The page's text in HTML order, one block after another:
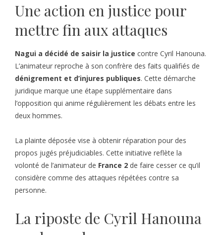
Une action en justice pour
mettre fin aux attaques
Nagui a décidé de saisir la justice contre Cyril Hanouna.
L’animateur reproche à son confrère des faits qualifiés de
dénigrement et d’injures publiques. Cette démarche
juridique marque une étape supplémentaire dans
l’opposition qui anime régulièrement les débats entre les
deux hommes.
La plainte déposée vise à obtenir réparation pour des
propos jugés préjudiciables. Cette initiative reflète la
volonté de l’animateur de France 2 de faire cesser ce qu’il
considère comme des attaques répétées contre sa
personne.
La riposte de Cyril Hanouna